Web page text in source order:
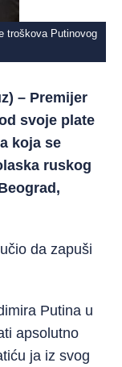
troškova Putinovog
– Premijer
svoje plate
koja se
ruskog
da zapuši
Putina u
apsolutno
ja iz svog